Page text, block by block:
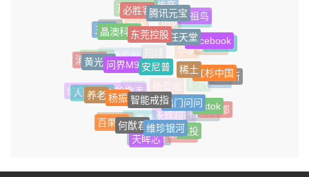
传音
开云集团
必胜客腾讯元宝始祖鸟
快时尚
IBM
汽修
同程
三亚
晶澳科技东莞控股任天堂Facebook
洗衣液
西蒙斯
华纳
网球
颖通控股
五粮液
消费贷
黄光裕问界M9安尼普 稀土红杉中国
福布斯
ABS
广汽
杨受成
高瓴
伯克希尔・哈撒韦
人民银行
养老杨振 智能戒指出门问问Tiktok
马未都
物联网
永辉超市
债券通
Google
百果园何猷君维珍银河风投
OPPO
消费金融
天眸芯